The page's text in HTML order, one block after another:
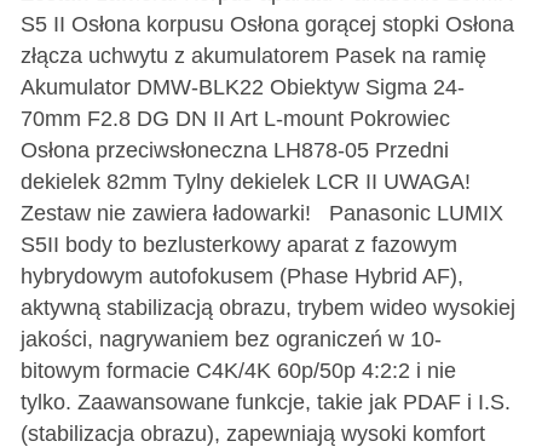
S5 II Osłona korpusu Osłona gorącej stopki Osłona
złącza uchwytu z akumulatorem Pasek na ramię
Akumulator DMW-BLK22 Obiektyw Sigma 24-
70mm F2.8 DG DN II Art L-mount Pokrowiec
Osłona przeciwsłoneczna LH878-05 Przedni
dekielek 82mm Tylny dekielek LCR II UWAGA!
Zestaw nie zawiera ładowarki! Panasonic LUMIX
S5II body to bezlusterkowy aparat z fazowym
hybrydowym autofokusem (Phase Hybrid AF),
aktywną stabilizacją obrazu, trybem wideo wysokiej
jakości, nagrywaniem bez ograniczeń w 10-
bitowym formacie C4K/4K 60p/50p 4:2:2 i nie
tylko. Zaawansowane funkcje, takie jak PDAF i I.S.
(stabilizacja obrazu), zapewniają wysoki komfort